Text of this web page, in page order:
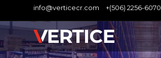
info@verticecr.com +(506) 2256-6070